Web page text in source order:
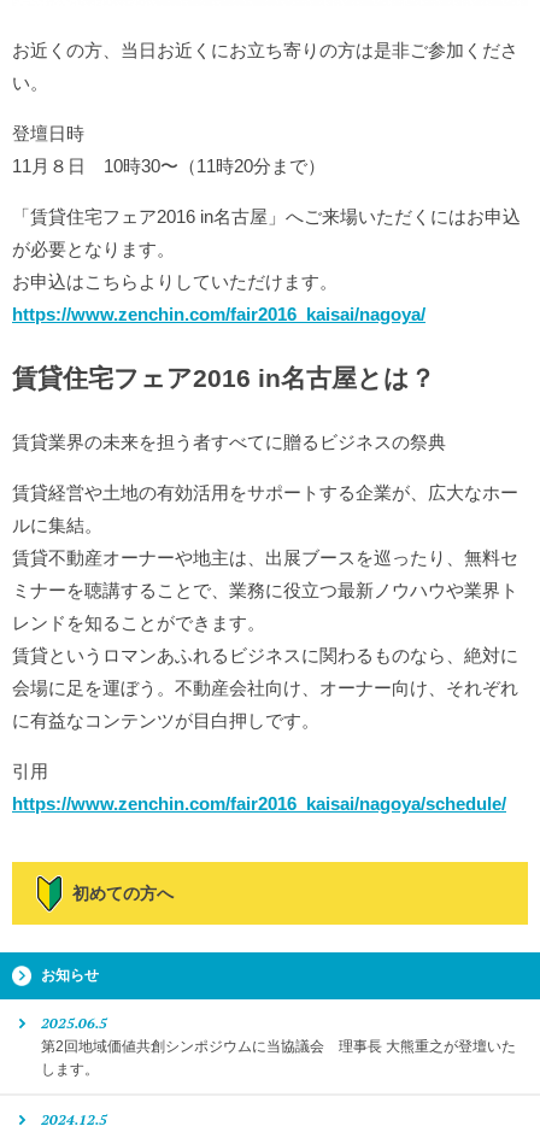
お近くの方、当日お近くにお立ち寄りの方は是非ご参加くださ
い。
登壇日時
11月８日 10時30〜（11時20分まで）
「賃貸住宅フェア2016 in名古屋」へご来場いただくにはお申込
が必要となります。
お申込はこちらよりしていただけます。
https://www.zenchin.com/fair2016_kaisai/nagoya/
賃貸住宅フェア2016 in名古屋とは？
賃貸業界の未来を担う者すべてに贈るビジネスの祭典
賃貸経営や土地の有効活用をサポートする企業が、広大なホー
ルに集結。
賃貸不動産オーナーや地主は、出展ブースを巡ったり、無料セ
ミナーを聴講することで、業務に役立つ最新ノウハウや業界ト
レンドを知ることができます。
賃貸というロマンあふれるビジネスに関わるものなら、絶対に
会場に足を運ぼう。不動産会社向け、オーナー向け、それぞれ
に有益なコンテンツが目白押しです。
引用
https://www.zenchin.com/fair2016_kaisai/nagoya/schedule/
初めての方へ
お知らせ
2025.06.5
第2回地域価値共創シンポジウムに当協議会 理事長 大熊重之が登壇いた
します。
2024.12.5